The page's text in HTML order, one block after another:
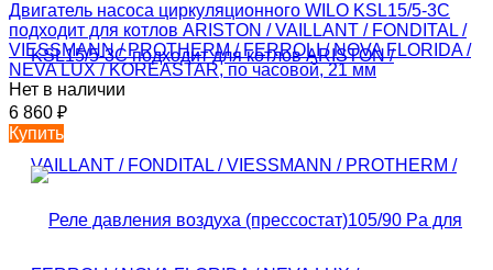
Двигатель насоса циркуляционного WILO KSL15/5-3C
подходит для котлов ARISTON / VAILLANT / FONDITAL /
VIESSMANN / PROTHERM / FERROLI / NOVA FLORIDA /
NEVA LUX / KOREASTAR, по часовой, 21 мм
Нет в наличии
6 860 ₽
Купить